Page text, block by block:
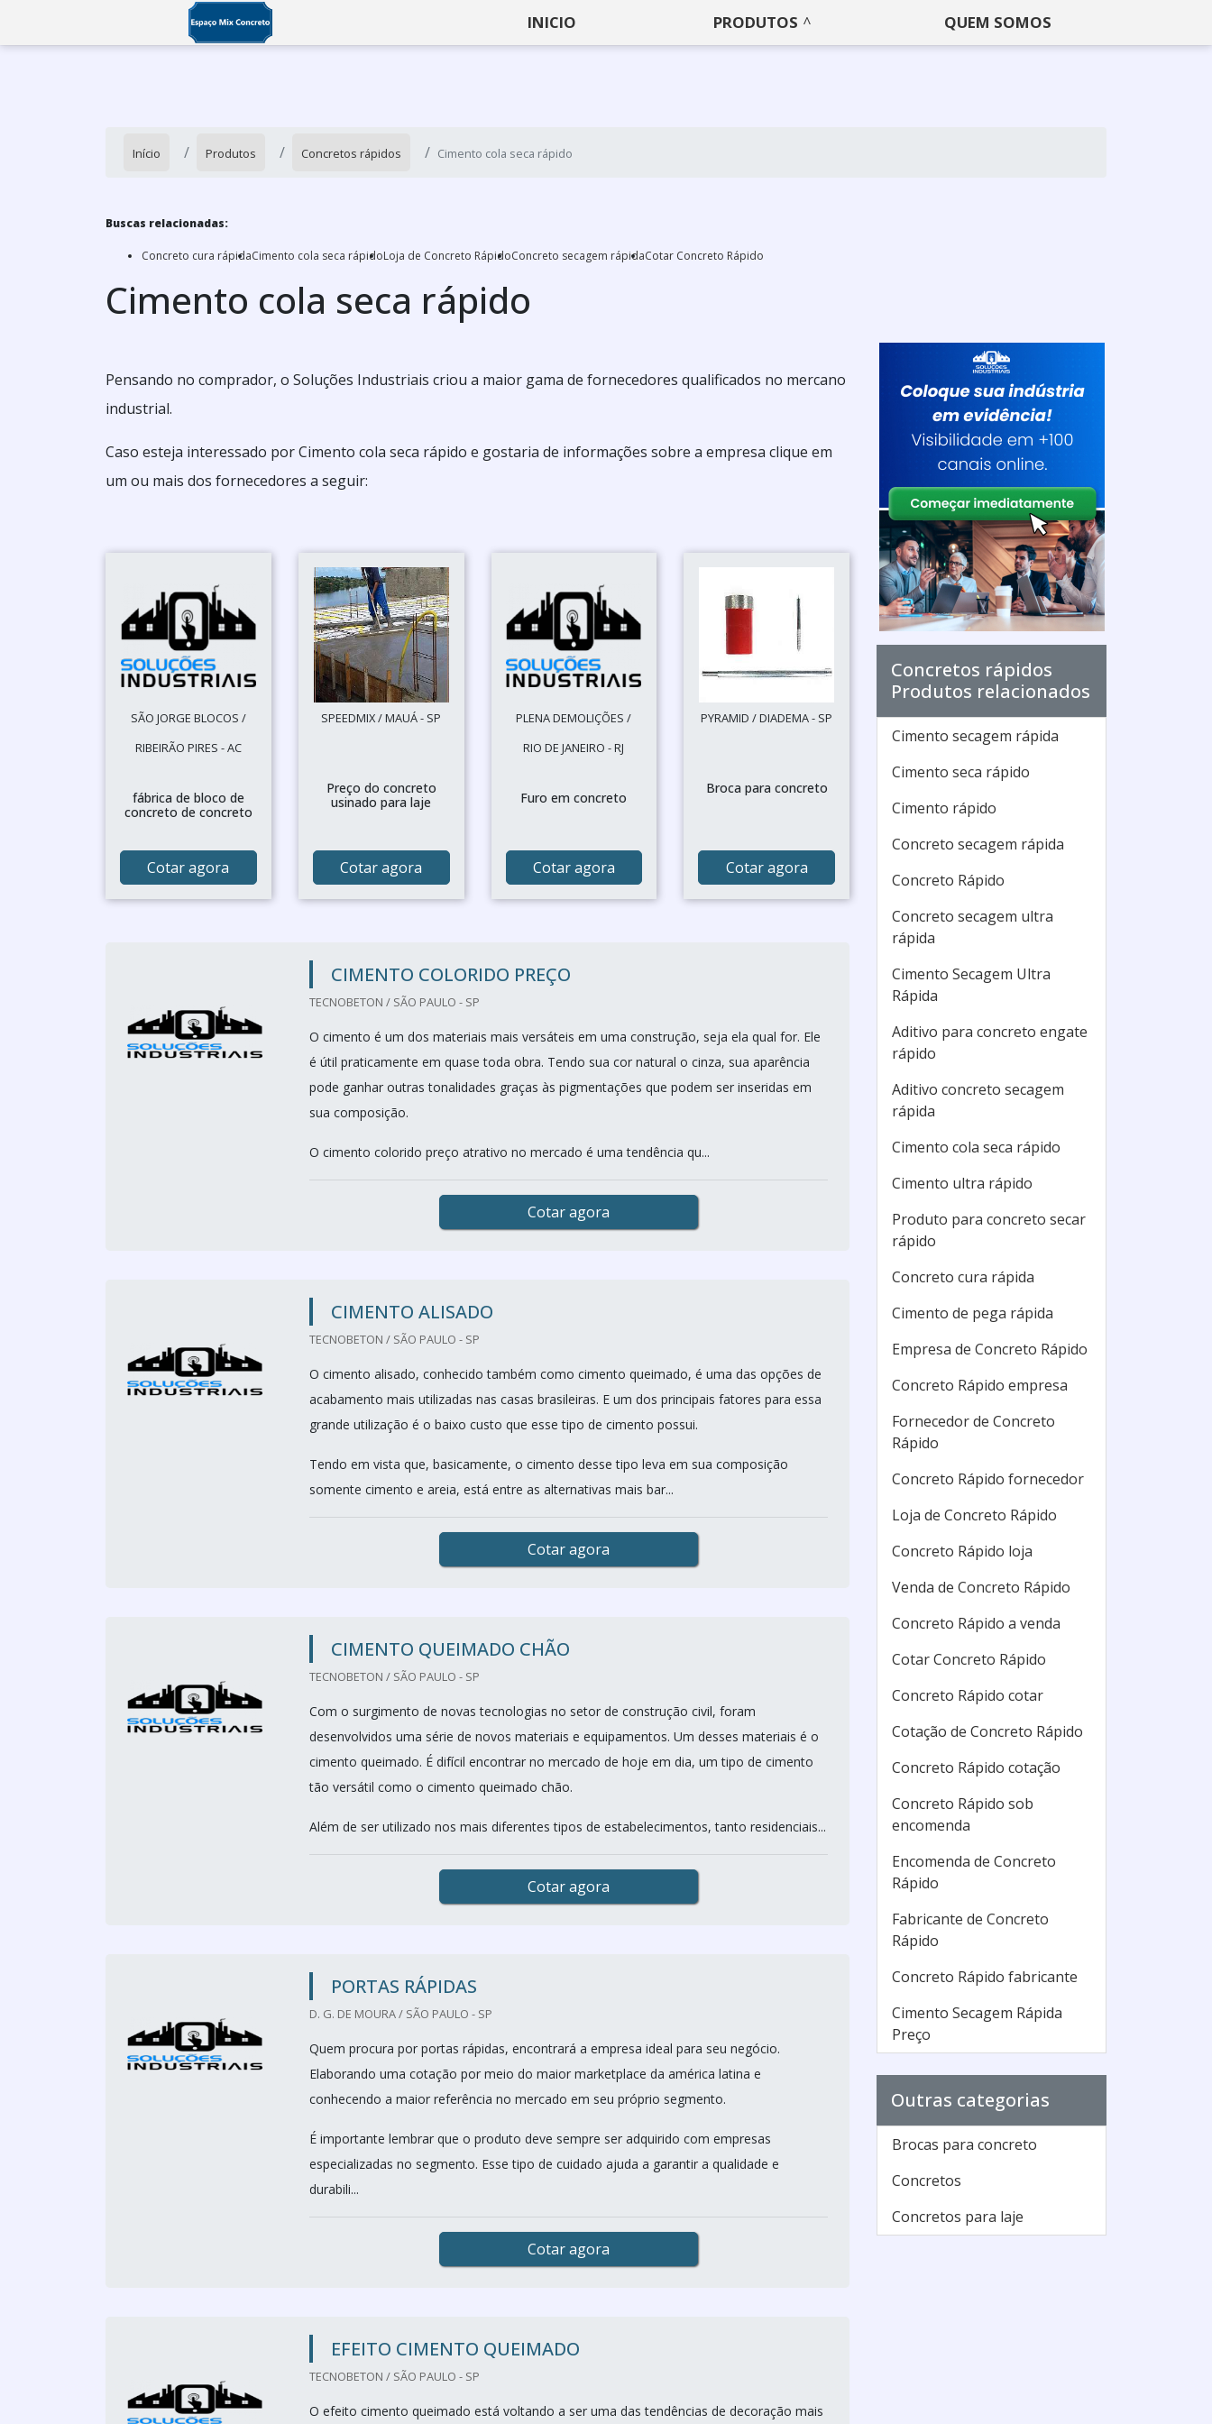
INICIO PRODUTOS QUEM SOMOS
Início Produtos Concretos rápidos Cimento cola seca rápido
Buscas relacionadas:
Concreto cura rápidaCimento cola seca rápidoLoja de Concreto RápidoConcreto secagem rápidaCotar Concreto Rápido
Cimento cola seca rápido
Pensando no comprador, o Soluções Industriais criou a maior gama de fornecedores qualificados no mercano
industrial.
Caso esteja interessado por Cimento cola seca rápido e gostaria de informações sobre a empresa clique em
um ou mais dos fornecedores a seguir:
SÃO JORGE BLOCOS /
RIBEIRÃO PIRES - AC
fábrica de bloco de
concreto de concreto
Cotar agora
SPEEDMIX / MAUÁ - SP
Preço do concreto
usinado para laje
Cotar agora
PLENA DEMOLIÇÕES /
RIO DE JANEIRO - RJ
Furo em concreto
Cotar agora
PYRAMID / DIADEMA - SP
Broca para concreto
Cotar agora
CIMENTO COLORIDO PREÇO
TECNOBETON / SÃO PAULO - SP
O cimento é um dos materiais mais versáteis em uma construção, seja ela qual for. Ele
é útil praticamente em quase toda obra. Tendo sua cor natural o cinza, sua aparência
pode ganhar outras tonalidades graças às pigmentações que podem ser inseridas em
sua composição.
O cimento colorido preço atrativo no mercado é uma tendência qu...
Cotar agora
CIMENTO ALISADO
TECNOBETON / SÃO PAULO - SP
O cimento alisado, conhecido também como cimento queimado, é uma das opções de
acabamento mais utilizadas nas casas brasileiras. E um dos principais fatores para essa
grande utilização é o baixo custo que esse tipo de cimento possui.
Tendo em vista que, basicamente, o cimento desse tipo leva em sua composição
somente cimento e areia, está entre as alternativas mais bar...
Cotar agora
CIMENTO QUEIMADO CHÃO
TECNOBETON / SÃO PAULO - SP
Com o surgimento de novas tecnologias no setor de construção civil, foram
desenvolvidos uma série de novos materiais e equipamentos. Um desses materiais é o
cimento queimado. É difícil encontrar no mercado de hoje em dia, um tipo de cimento
tão versátil como o cimento queimado chão.
Além de ser utilizado nos mais diferentes tipos de estabelecimentos, tanto residenciais...
Cotar agora
PORTAS RÁPIDAS
D. G. DE MOURA / SÃO PAULO - SP
Quem procura por portas rápidas, encontrará a empresa ideal para seu negócio.
Elaborando uma cotação por meio do maior marketplace da américa latina e
conhecendo a maior referência no mercado em seu próprio segmento.
É importante lembrar que o produto deve sempre ser adquirido com empresas
especializadas no segmento. Esse tipo de cuidado ajuda a garantir a qualidade e
durabili...
Cotar agora
EFEITO CIMENTO QUEIMADO
TECNOBETON / SÃO PAULO - SP
O efeito cimento queimado está voltando a ser uma das tendências de decoração mais
Concretos rápidos
Produtos relacionados
Cimento secagem rápida
Cimento seca rápido
Cimento rápido
Concreto secagem rápida
Concreto Rápido
Concreto secagem ultra
rápida
Cimento Secagem Ultra
Rápida
Aditivo para concreto engate
rápido
Aditivo concreto secagem
rápida
Cimento cola seca rápido
Cimento ultra rápido
Produto para concreto secar
rápido
Concreto cura rápida
Cimento de pega rápida
Empresa de Concreto Rápido
Concreto Rápido empresa
Fornecedor de Concreto
Rápido
Concreto Rápido fornecedor
Loja de Concreto Rápido
Concreto Rápido loja
Venda de Concreto Rápido
Concreto Rápido a venda
Cotar Concreto Rápido
Concreto Rápido cotar
Cotação de Concreto Rápido
Concreto Rápido cotação
Concreto Rápido sob
encomenda
Encomenda de Concreto
Rápido
Fabricante de Concreto
Rápido
Concreto Rápido fabricante
Cimento Secagem Rápida
Preço
Outras categorias
Brocas para concreto
Concretos
Concretos para laje